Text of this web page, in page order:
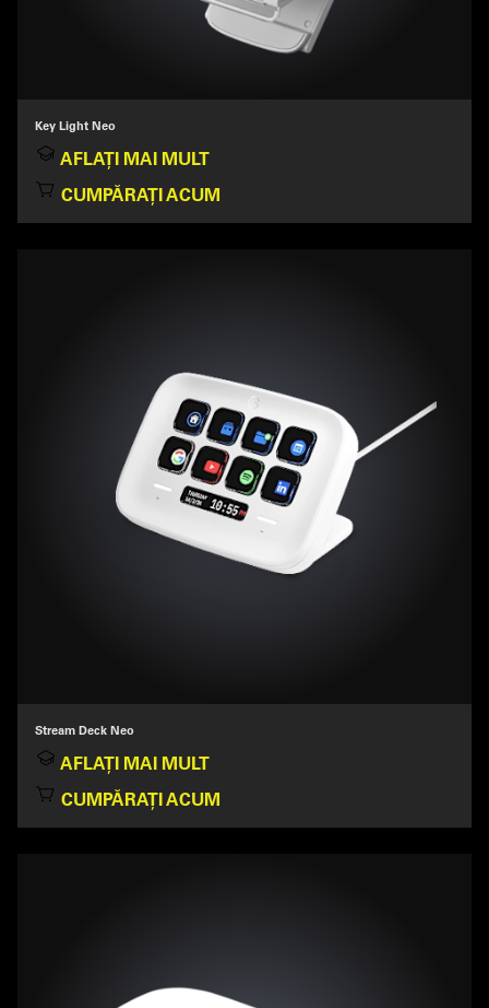
Key Light Neo
AFLAȚI MAI MULT
CUMPĂRAȚI ACUM
Stream Deck Neo
AFLAȚI MAI MULT
CUMPĂRAȚI ACUM